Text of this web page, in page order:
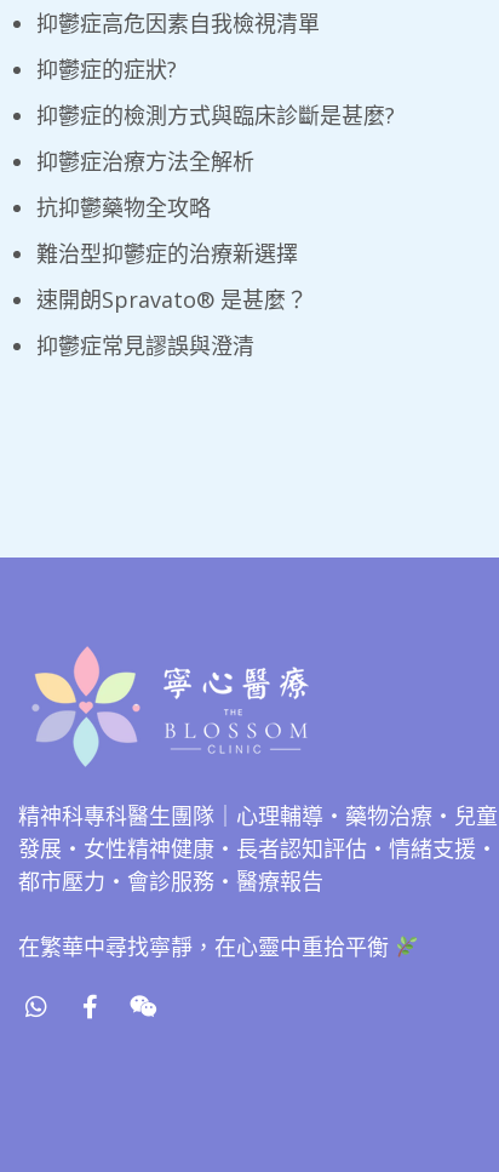
​抑鬱症高危因素自我檢視清單
抑鬱症的症狀?
抑鬱症的檢測方式與臨床診斷是甚麼?
抑鬱症治療方法全解析
抗抑鬱藥物全攻略
難治型抑鬱症的治療新選擇
​速開朗Spravato® 是甚麼？
​抑鬱症常見謬誤與澄清
精神科專科醫生團隊｜心理輔導・藥物治療・兒童
發展・女性精神健康・長者認知評估・情緒支援・
都市壓力・會診服務・醫療報告
在繁華中尋找寧靜，在心靈中重拾平衡